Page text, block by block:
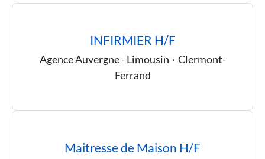
INFIRMIER H/F
Agence Auvergne - Limousin · Clermont-
Ferrand
Maitresse de Maison H/F